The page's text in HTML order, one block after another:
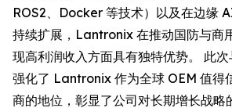
ROS2、Docker 等技术）以及在边缘
持续扩展，Lantronix 在推动国防与商
现高利润收入方面具有独特优势。 此
强化了 Lantronix 作为全球 OEM 值得
商的地位，彰显了公司对长期增长战略